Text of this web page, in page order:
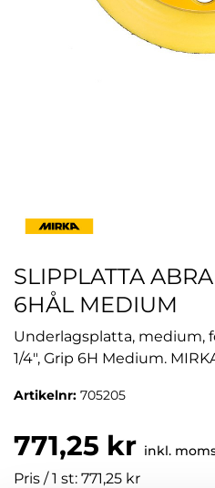
SLIPPLATTA
6HÅL MEDIUM
Underlagsplatta, medium,
1/4", Grip 6H Medium.
Artikelnr: 705205
771,25 kr inkl.
Pris / 1 st: 771,25 kr